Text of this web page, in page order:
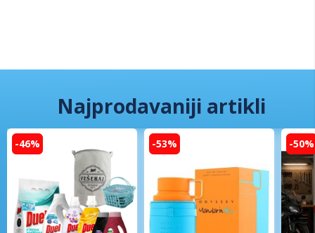
Najprodavaniji artikli
-46% -53% -50%